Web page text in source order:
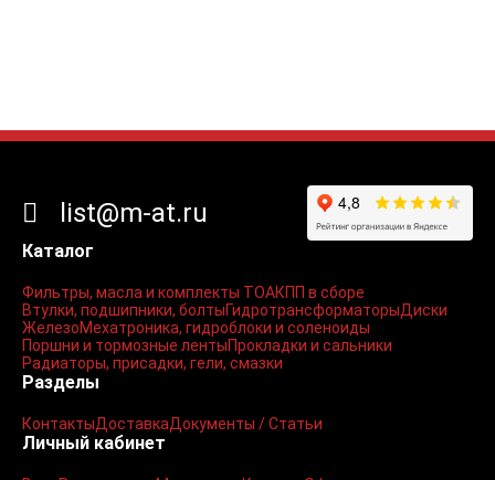
Каталог
Фильтры, масла и комплекты ТОАКПП в сборе
Втулки, подшипники, болтыГидротрансформаторыДиски
ЖелезоМехатроника, гидроблоки и соленоиды
Поршни и тормозные лентыПрокладки и сальники
Радиаторы, присадки, гели, смазки
Разделы
КонтактыДоставкаДокументы / Статьи
Личный кабинет
list@m-at.ru